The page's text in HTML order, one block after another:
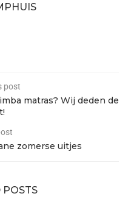
post
matras? Wij deden de
zomerse uitjes
POSTS